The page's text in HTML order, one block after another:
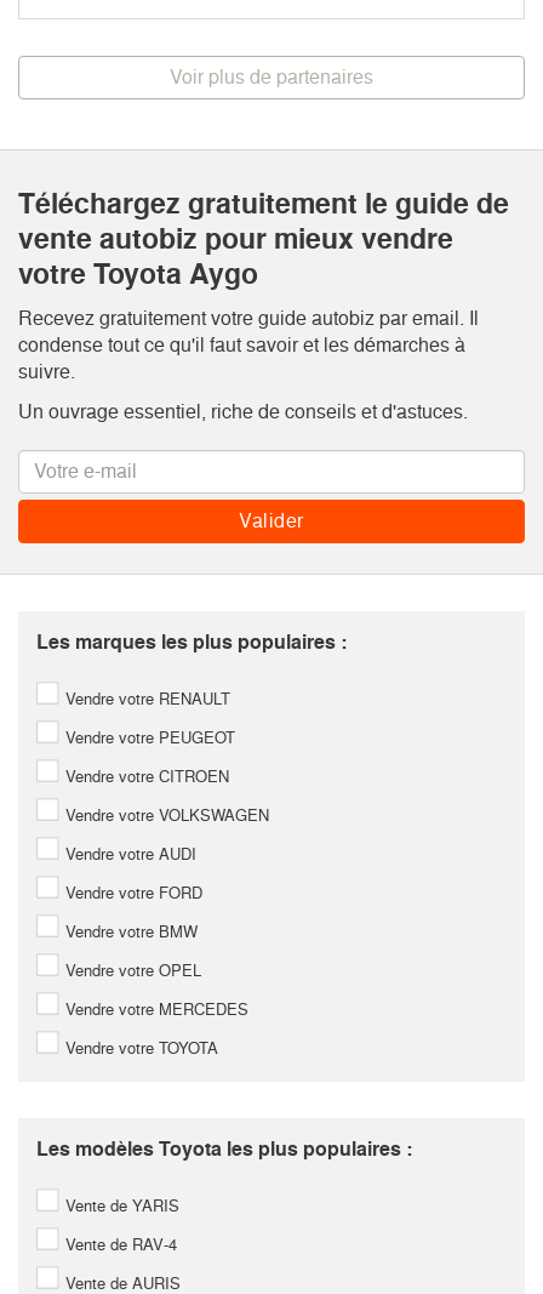
Voir plus de partenaires
Téléchargez gratuitement le guide de
vente autobiz pour mieux vendre
votre Toyota Aygo
Recevez gratuitement votre guide autobiz par email. Il
condense tout ce qu'il faut savoir et les démarches à
suivre.
Un ouvrage essentiel, riche de conseils et d'astuces.
Les marques les plus populaires :
Vendre votre RENAULT
Vendre votre PEUGEOT
Vendre votre CITROEN
Vendre votre VOLKSWAGEN
Vendre votre AUDI
Vendre votre FORD
Vendre votre BMW
Vendre votre OPEL
Vendre votre MERCEDES
Vendre votre TOYOTA
Les modèles Toyota les plus populaires :
Vente de YARIS
Vente de RAV-4
Vente de AURIS